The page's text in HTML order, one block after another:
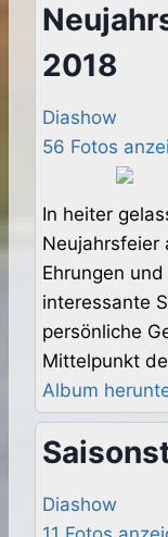
2018
Diashow
56 Fotos
In heiter
Neujahrsfeier
Ehrungen
interessante
persönliche
Mittelpunkt
Album
Diashow